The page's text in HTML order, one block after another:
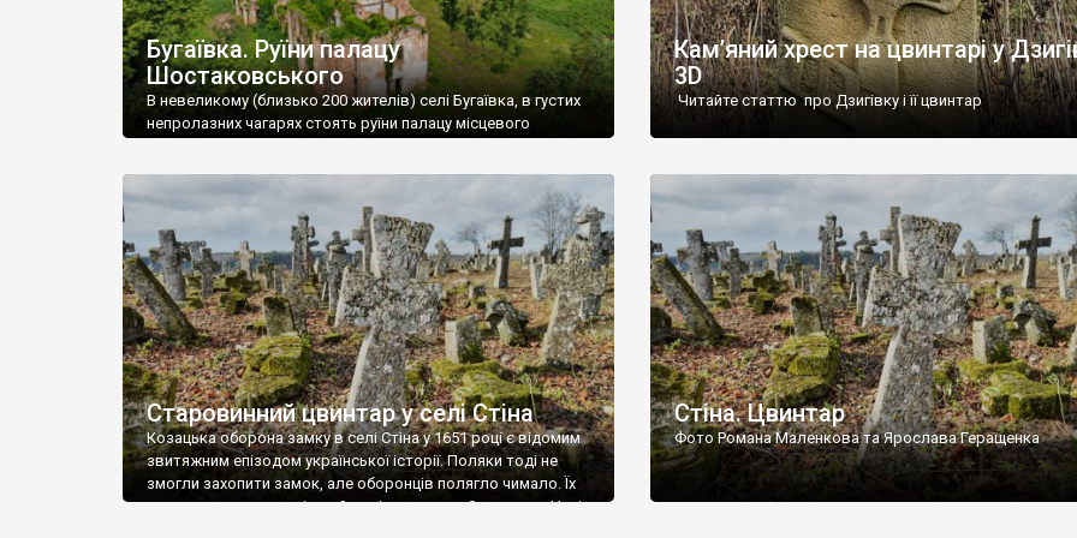
Бугаївка. Руїни палацу
Шостаковського
В невеликому (близько 200 жителів) селі Бугаївка, в густих
непролазних чагарях стоять руїни палацу місцевого
потім клуб, ще пізніше – гуртожиток. У 60-х роках минулого
століття тут розмістили туберкульозну лікарню. Коли із
палацу виїхала лікарня – ми точно не […]
Кам’яний хрест на цвинтарі у
3D
Читайте статтю про Дзигівку і її цвинтар
Старовинний цвинтар у селі Стіна
Козацька оборона замку в селі Стіна у 1651 році є відомим
звитяжним епізодом української історії. Поляки тоді не
змогли захопити замок, але оборонців полягло чимало. Їх
поховали на цвинтарі, який тоді називався Замковим. Нині
Стіна. Цвинтар
Фото Романа Маленкова та Ярослава Геращенка